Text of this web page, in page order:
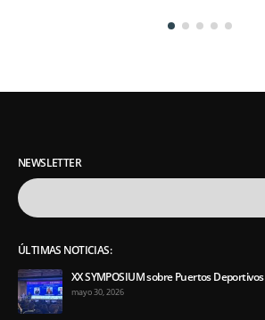
NEWSLETTER
ÚLTIMAS NOTICIAS:
XX SYMPOSIUM sobre Puertos Deportivos
mayo 30, 2026